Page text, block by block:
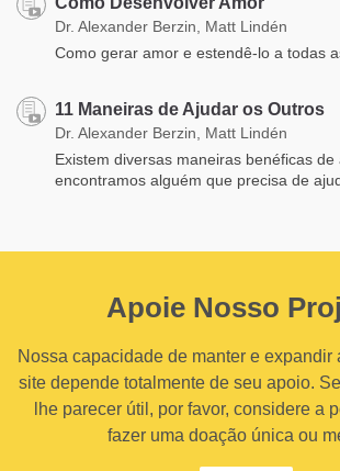
Dr. Alexander Berzin, Matt Lindén
Como gerar amor e estendê-lo a todas
11 Maneiras de Ajudar os Outros
Dr. Alexander Berzin, Matt Lindén
Existem diversas maneiras benéficas
encontramos alguém que precisa de
Apoie Nosso
Nossa capacidade de manter e expandir
site depende totalmente de seu apoio.
lhe parecer útil, por favor, considere a
fazer uma doação única ou